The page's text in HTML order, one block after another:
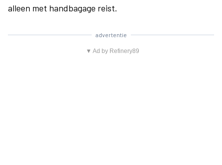
alleen met handbagage reist.
advertentie
▼ Ad by Refinery89